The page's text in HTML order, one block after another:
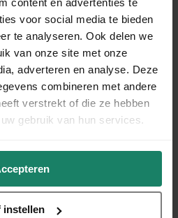
content en advertenties te
voor social media te bieden
te analyseren. Ook delen we
van onze site met onze
adverteren en analyse. Deze
combineren met andere
verstrekt of die ze hebben
gebruik van hun services.
instellen